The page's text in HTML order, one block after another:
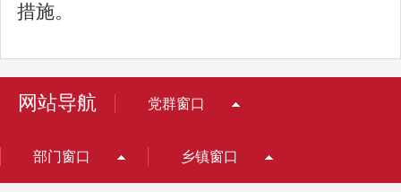
措施。
网站导航 党群窗口
部门窗口 乡镇窗口